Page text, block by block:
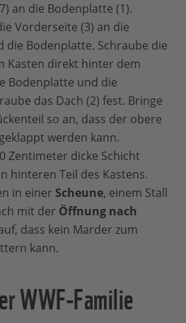
an die Bodenplatte (1).
Vorderseite (3) an die
die Bodenplatte. Schraube die
Kasten direkt hinter dem
Bodenplatte und die
das Dach (2) fest. Bringe
so an, dass der obere
werden kann.
Zentimeter dicke Schicht
hinteren Teil des Kastens.
in einer Scheune, einem Stall
mit der Öffnung nach
dass kein Marder zum
kann.
WWF-Familie